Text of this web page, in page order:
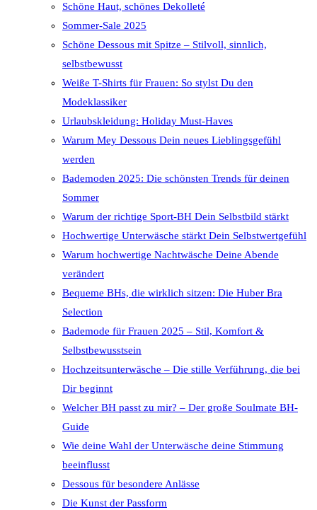
Schöne Haut, schönes Dekolleté
Sommer-Sale 2025
Schöne Dessous mit Spitze – Stilvoll, sinnlich,
selbstbewusst
Weiße T-Shirts für Frauen: So stylst Du den
Modeklassiker
Urlaubskleidung: Holiday Must-Haves
Warum Mey Dessous Dein neues Lieblingsgefühl
werden
Bademoden 2025: Die schönsten Trends für deinen
Sommer
Warum der richtige Sport-BH Dein Selbstbild stärkt
Hochwertige Unterwäsche stärkt Dein Selbstwertgefühl
Warum hochwertige Nachtwäsche Deine Abende
verändert
Bequeme BHs, die wirklich sitzen: Die Huber Bra
Selection
Bademode für Frauen 2025 – Stil, Komfort &
Selbstbewusstsein
Hochzeitsunterwäsche – Die stille Verführung, die bei
Dir beginnt
Welcher BH passt zu mir? – Der große Soulmate BH-
Guide
Wie deine Wahl der Unterwäsche deine Stimmung
beeinflusst
Dessous für besondere Anlässe
Die Kunst der Passform